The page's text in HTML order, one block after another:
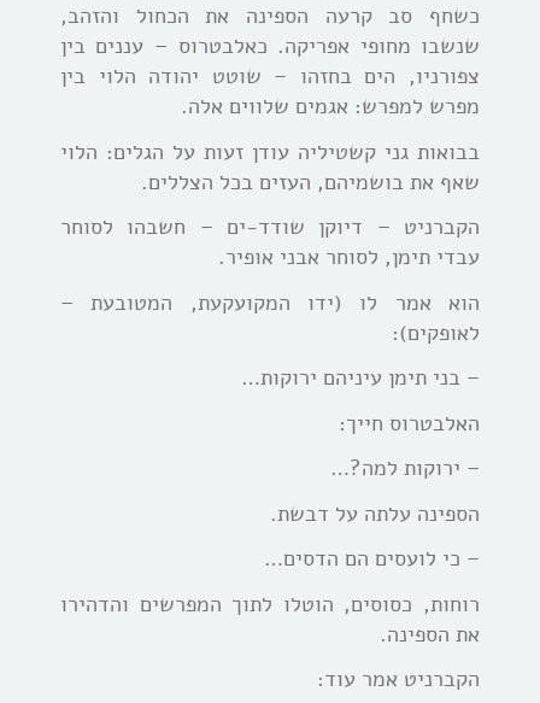
כשחף סב קרעה הספינה את הכחול והזהב,
שנשבו מחופי אפריקה. כאלבטרוס – עננים בין
צפורניו, הים בחזהו – שוטט יהודה הלוי בין
מפרש למפרש: אגמים שלווים אלה.
בבואות גני קשטיליה עודן זעות על הגלים: הלוי
שאף את בושמיהם, העזים בכל הצללים.
הקברניט – דיוקן שודד-ים – חשבהו לסוחר
עבדי תימן, לסוחר אבני אופיר.
הוא אמר לו (ידו המקועקעת, המטובעת –
לאופקים):
– בני תימן עיניהם ירוקות…
האלבטרוס חייך:
– ירוקות למה?…
הספינה עלתה על דבשת.
– כי לועסים הם הדסים…
רוחות, כסוסים, הוטלו לתוך המפרשים והדהירו
את הספינה.
הקברניט אמר עוד: